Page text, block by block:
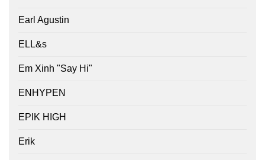
Earl Agustin
ELL&s
Em Xinh "Say Hi"
ENHYPEN
EPIK HIGH
Erik